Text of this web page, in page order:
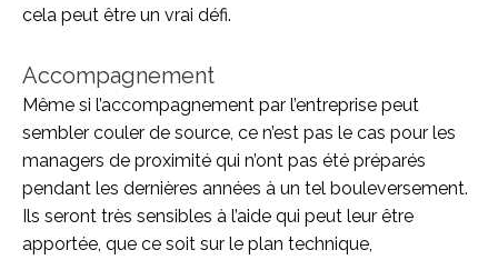
cela peut être un vrai défi.
Accompagnement
Même si l’accompagnement par l’entreprise peut
sembler couler de source, ce n’est pas le cas pour les
managers de proximité qui n’ont pas été préparés
pendant les dernières années à un tel bouleversement.
Ils seront très sensibles à l’aide qui peut leur être
apportée, que ce soit sur le plan technique,